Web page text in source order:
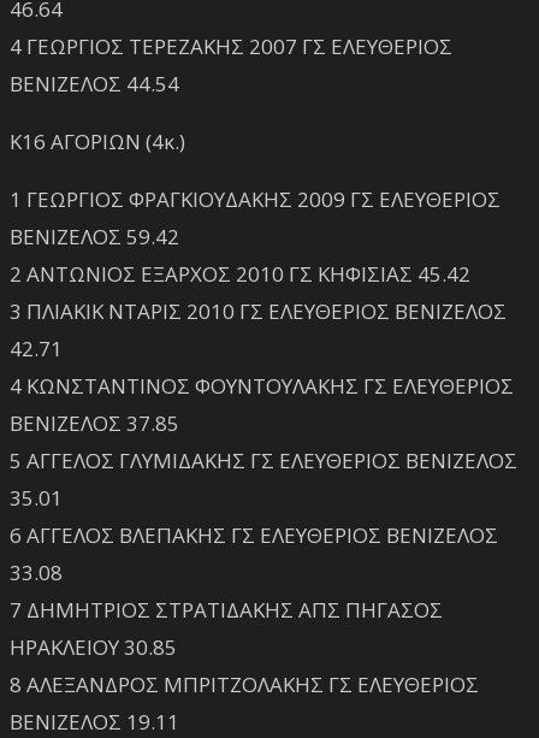
46.64
4 ΓΕΩΡΓΙΟΣ ΤΕΡΕΖΑΚΗΣ 2007 ΓΣ ΕΛΕΥΘΕΡΙΟΣ
ΒΕΝΙΖΕΛΟΣ 44.54
Κ16 ΑΓΟΡΙΩΝ (4κ.)
1 ΓΕΩΡΓΙΟΣ ΦΡΑΓΚΙΟΥΔΑΚΗΣ 2009 ΓΣ ΕΛΕΥΘΕΡΙΟΣ
ΒΕΝΙΖΕΛΟΣ 59.42
2 ΑΝΤΩΝΙΟΣ ΕΞΑΡΧΟΣ 2010 ΓΣ ΚΗΦΙΣΙΑΣ 45.42
3 ΠΛΙΑΚΙΚ ΝΤΑΡΙΣ 2010 ΓΣ ΕΛΕΥΘΕΡΙΟΣ ΒΕΝΙΖΕΛΟΣ
42.71
4 ΚΩΝΣΤΑΝΤΙΝΟΣ ΦΟΥΝΤΟΥΛΑΚΗΣ ΓΣ ΕΛΕΥΘΕΡΙΟΣ
ΒΕΝΙΖΕΛΟΣ 37.85
5 ΑΓΓΕΛΟΣ ΓΛΥΜΙΔΑΚΗΣ ΓΣ ΕΛΕΥΘΕΡΙΟΣ ΒΕΝΙΖΕΛΟΣ
35.01
6 ΑΓΓΕΛΟΣ ΒΛΕΠΑΚΗΣ ΓΣ ΕΛΕΥΘΕΡΙΟΣ ΒΕΝΙΖΕΛΟΣ
33.08
7 ΔΗΜΗΤΡΙΟΣ ΣΤΡΑΤΙΔΑΚΗΣ ΑΠΣ ΠΗΓΑΣΟΣ
ΗΡΑΚΛΕΙΟΥ 30.85
8 ΑΛΕΞΑΝΔΡΟΣ ΜΠΡΙΤΖΟΛΑΚΗΣ ΓΣ ΕΛΕΥΘΕΡΙΟΣ
ΒΕΝΙΖΕΛΟΣ 19.11